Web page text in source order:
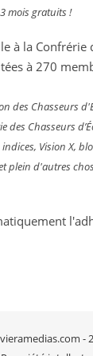
mois gratuits !
à la Confrérie
à 270
des Chasseurs
des Chasseurs
Vision X,
plein d'autres
-